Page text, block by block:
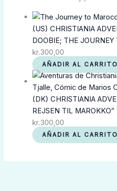
(US) CHRISTIANIA
DOOBIE; THE JOURNEY
kr.300,00
AÑADIR AL CARRITO
(DK) CHRISTIANIA
REJSEN TIL MAROKKO”
kr.300,00
AÑADIR AL CARRITO